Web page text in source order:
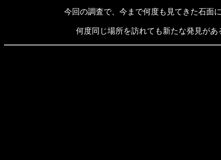
今回の調査で、今まで何度も見てきた石面
何度同じ場所を訪れても新たな発見が